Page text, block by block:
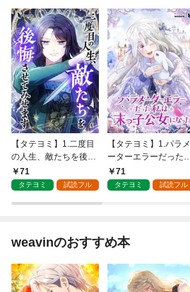
【タテヨミ】1.二度目
の人生、敵たちを後悔
させてみせます
71
タテヨミ 試読フル
【タテヨミ】1.パラメ
ーターエラーだった私
は末っ子公女になった
71
タテヨミ 試読フル
weavinのおすすめ本